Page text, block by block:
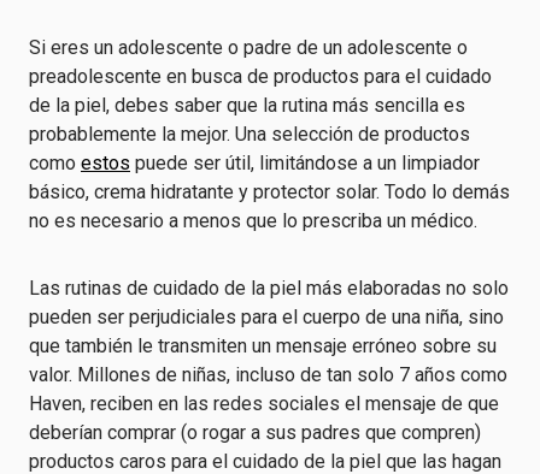
Si eres un adolescente o padre de un adolescente o
preadolescente en busca de productos para el cuidado
de la piel, debes saber que la rutina más sencilla es
probablemente la mejor. Una selección de productos
como estos puede ser útil, limitándose a un limpiador
básico, crema hidratante y protector solar. Todo lo demás
no es necesario a menos que lo prescriba un médico.
Las rutinas de cuidado de la piel más elaboradas no solo
pueden ser perjudiciales para el cuerpo de una niña, sino
que también le transmiten un mensaje erróneo sobre su
valor. Millones de niñas, incluso de tan solo 7 años como
Haven, reciben en las redes sociales el mensaje de que
deberían comprar (o rogar a sus padres que compren)
productos caros para el cuidado de la piel que las hagan